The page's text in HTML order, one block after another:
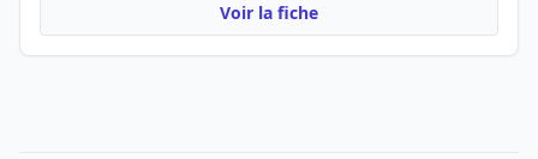
Voir la fiche